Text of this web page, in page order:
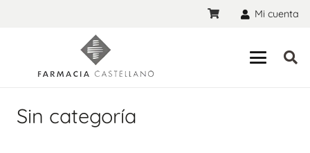
Mi cuenta
Sin categoría